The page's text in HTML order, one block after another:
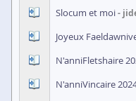
Slocum et moi
Joyeux
N'anniFletshaire
N'anniVincaire